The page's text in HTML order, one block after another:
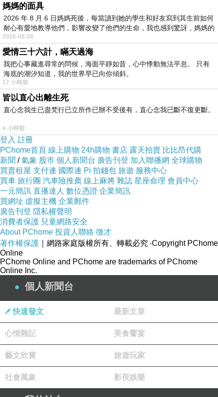
上一篇：明察秋毫
下一篇： 健康靠自己
媽媽的面具
2026 年 8 月 6 日媽媽死後，每當讀到她的學生和好友寫到其生前如何
耐心有愛地教導他們，影響改變了他們的生命，我也感到驚訝，媽媽的
2026-08-06
愛情三十六計，瞞天過海
我把心事藏進尋常的問候，海面平靜如昔，心中悸動無法平息。 只有
海底的潮汐知道，我的世界早已向你傾斜。
17 小時前
皆以直心出離生死
直心念我生已盡梵行已立所作已辦不受後有，直心念我已斷不復更斷。
4 小時前
登入 註冊
PChome首頁 線上購物 24h購物 書店 露天拍賣 比比昂代購
新聞 /氣象 股市 個人新聞台 廣告刊登 加入聯播網 全球購物
買賣租屋 支付連 國際連 Pi 拍錢包 旅遊 服務中心
買車 旅行團 汽車險推薦 線上麻將 雜誌 星座命理 會員中心
一元簡訊 直播達人 數位憑證 企業簡訊
買網址 虛擬主機 企業郵件
廣告刊登 隱私權聲明
消費者保護 兒童網路安全
About PChome 投資人聯絡 徵才
著作權保護 ｜網路家庭版權所有、轉載必究 ‧Copyright PChome
Online
PChome Online and PChome are trademarks of PChome
Online Inc.
個人新聞台
快速發文 最新文章
心情雜記 美食饗宴
藝文欣賞 旅遊玩家
社會萬象 影視娛樂